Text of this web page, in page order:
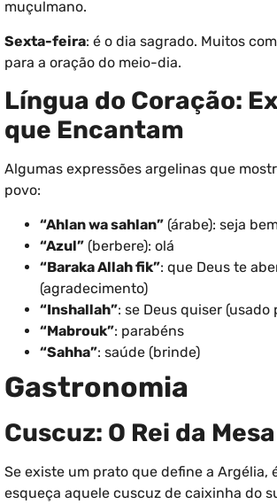
muçulmano.
Sexta-feira: é o dia sagrado. Muitos
para a oração do meio-dia.
Língua do Coração:
que Encantam
Algumas expressões argelinas que
povo:
“Ahlan wa sahlan” (árabe): seja
“Azul” (berbere): olá
“Baraka Allah fik”: que Deus te
(agradecimento)
“Inshallah”: se Deus quiser (usado
“Mabrouk”: parabéns
“Sahha”: saúde (brinde)
Gastronomia
Cuscuz: O Rei da
Se existe um prato que define a Argélia,
esqueça aquele cuscuz de caixinha do